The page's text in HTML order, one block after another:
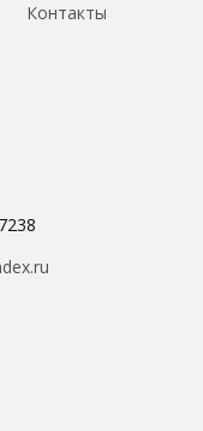
Контакты